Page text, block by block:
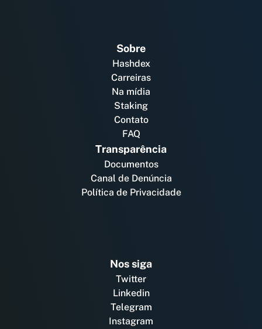
Sobre
Hashdex
Carreiras
Na mídia
Staking
Contato
FAQ
Transparência
Documentos
Canal de Denúncia
Política de Privacidade
Nos siga
Twitter
Linkedin
Telegram
Instagram